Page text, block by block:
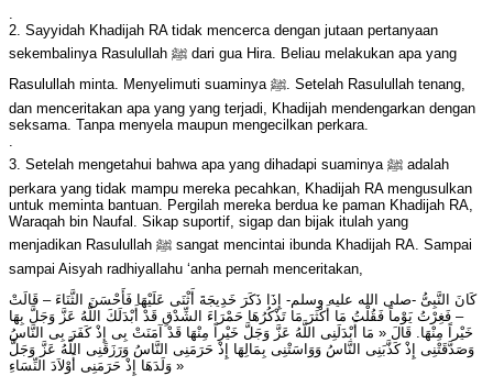
.
2. Sayyidah Khadijah RA tidak mencerca dengan jutaan pertanyaan
sekembalinya Rasulullah ﷺ dari gua Hira. Beliau melakukan apa yang
Rasulullah minta. Menyelimuti suaminya ﷺ. Setelah Rasulullah tenang,
dan menceritakan apa yang yang terjadi, Khadijah mendengarkan dengan
seksama. Tanpa menyela maupun mengecilkan perkara.
.
3. Setelah mengetahui bahwa apa yang dihadapi suaminya ﷺ adalah
perkara yang tidak mampu mereka pecahkan, Khadijah RA mengusulkan
untuk meminta bantuan. Pergilah mereka berdua ke paman Khadijah RA,
Waraqah bin Naufal. Sikap suportif, sigap dan bijak itulah yang
menjadikan Rasulullah ﷺ sangat mencintai ibunda Khadijah RA. Sampai
sampai Aisyah radhiyallahu ‘anha pernah menceritakan,
– فَغِرْتُ يَوْماً فَقُلْتُ مَا أَكْثَرَ مَا تَذْكُرُهَا حَمْرَاءَ الشِّدْقِ قَدْ أَبْدَلَكَ اللَّهُ عَزَّ وَجَلَّ بِهَا
خَيْراً مِنْهَا. قَالَ « مَا أَبْدَلَنِى اللَّهُ عَزَّ وَجَلَّ خَيْراً مِنْهَا قَدْ آمَنَتْ بِى إِذْ كَفَرَ بِى النَّاسُ
وَصَدَّقَتْنِى إِذْ كَذَّبَنِى النَّاسُ وَوَاسَتْنِى بِمَالِهَا إِذْ حَرَمَنِى النَّاسُ وَرَزَقَنِى اللَّهُ عَزَّ وَجَلَّ
وَلَدَهَا إِذْ حَرَمَنِى أَوْلاَدَ النِّسَاءِ »